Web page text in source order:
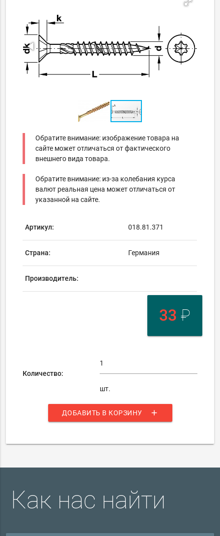
Обратите внимание: изображение товара на
сайте может отличаться от фактического
внешнего вида товара.
Обратите внимание: из-за колебания курса
валют реальная цена может отличаться от
указанной на сайте.
Артикул: 018.81.371
Страна: Германия
Производитель:
33 ₽
Количество:
шт.
ДОБАВИТЬ В КОРЗИНУ add
Как нас найти